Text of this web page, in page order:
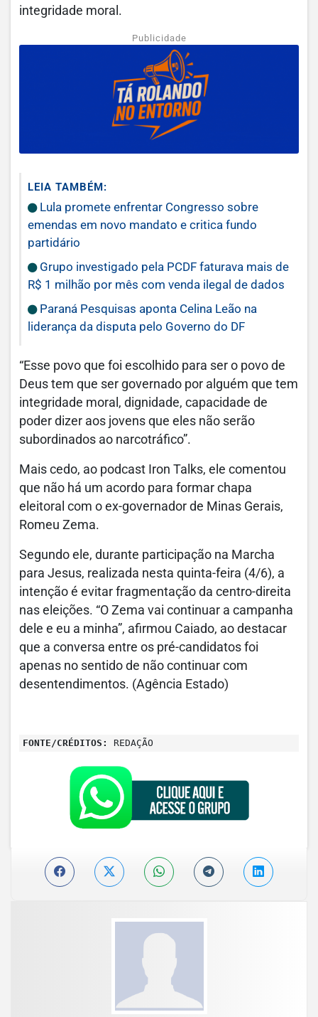
integridade moral.
Publicidade
LEIA TAMBÉM:
Lula promete enfrentar Congresso sobre
emendas em novo mandato e critica fundo
partidário
Grupo investigado pela PCDF faturava mais de
R$ 1 milhão por mês com venda ilegal de dados
Paraná Pesquisas aponta Celina Leão na
liderança da disputa pelo Governo do DF
“Esse povo que foi escolhido para ser o povo de
Deus tem que ser governado por alguém que tem
integridade moral, dignidade, capacidade de
poder dizer aos jovens que eles não serão
subordinados ao narcotráfico”.
Mais cedo, ao podcast Iron Talks, ele comentou
que não há um acordo para formar chapa
eleitoral com o ex-governador de Minas Gerais,
Romeu Zema.
Segundo ele, durante participação na Marcha
para Jesus, realizada nesta quinta-feira (4/6), a
intenção é evitar fragmentação da centro-direita
nas eleições. “O Zema vai continuar a campanha
dele e eu a minha”, afirmou Caiado, ao destacar
que a conversa entre os pré-candidatos foi
apenas no sentido de não continuar com
desentendimentos. (Agência Estado)
FONTE/CRÉDITOS: REDAÇÃO